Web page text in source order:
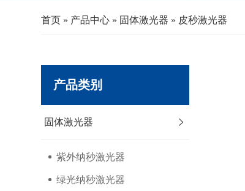
首页 » 产品中心 » 固体激光器 » 皮秒激光器
产品类别
固体激光器
紫外纳秒激光器
绿光纳秒激光器